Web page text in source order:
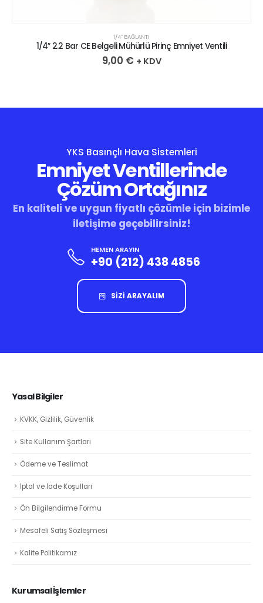
1/4″ BAĞLANTI
1/4″ 2.2 Bar CE Belgeli Mühürlü Pirinç Emniyet Ventili
9,00 € + KDV
YKS Basınçlı Hava Sistemleri
Emniyet Ventillerinde
Çözüm Ortağınız
En kaliteli ve uygun fiyatlı çözümle için bizimle
iletişime geçebilirsiniz!
HEMEN ARAYIN
+90 (212) 438 4856
SİZİ ARAYALIM
Yasal Bilgiler
KVKK, Gizlilik, Güvenlik
Site Kullanım Şartları
Ödeme ve Teslimat
İptal ve İade Koşulları
Ön Bilgilendirme Formu
Mesafeli Satış Sözleşmesi
Kalite Politikamız
Kurumsal İşlemler